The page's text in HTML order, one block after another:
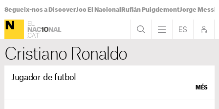
Segueix-nos a DiscoverJoc El Nacional Rufián PuigdemontJorge Messi
Cristiano Ronaldo
Jugador de futbol
MÉS